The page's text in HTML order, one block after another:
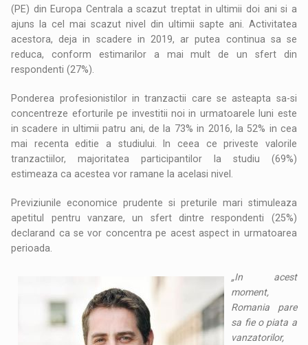
(PE) din Europa Centrala a scazut treptat in ultimii doi ani si a
ajuns la cel mai scazut nivel din ultimii sapte ani. Activitatea
acestora, deja in scadere in 2019, ar putea continua sa se
reduca, conform estimarilor a mai mult de un sfert din
respondenti (27%).
Ponderea profesionistilor in tranzactii care se asteapta sa-si
concentreze eforturile pe investitii noi in urmatoarele luni este
in scadere in ultimii patru ani, de la 73% in 2016, la 52% in cea
mai recenta editie a studiului. In ceea ce priveste valorile
tranzactiilor, majoritatea participantilor la studiu (69%)
estimeaza ca acestea vor ramane la acelasi nivel.
Previziunile economice prudente si preturile mari stimuleaza
apetitul pentru vanzare, un sfert dintre respondenti (25%)
declarand ca se vor concentra pe acest aspect in urmatoarea
perioada.
„In acest
moment,
Romania pare
sa fie o piata a
vanzatorilor,